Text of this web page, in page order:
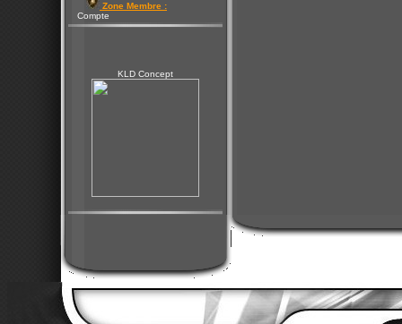
Zone Membre :
Compte
KLD Concept